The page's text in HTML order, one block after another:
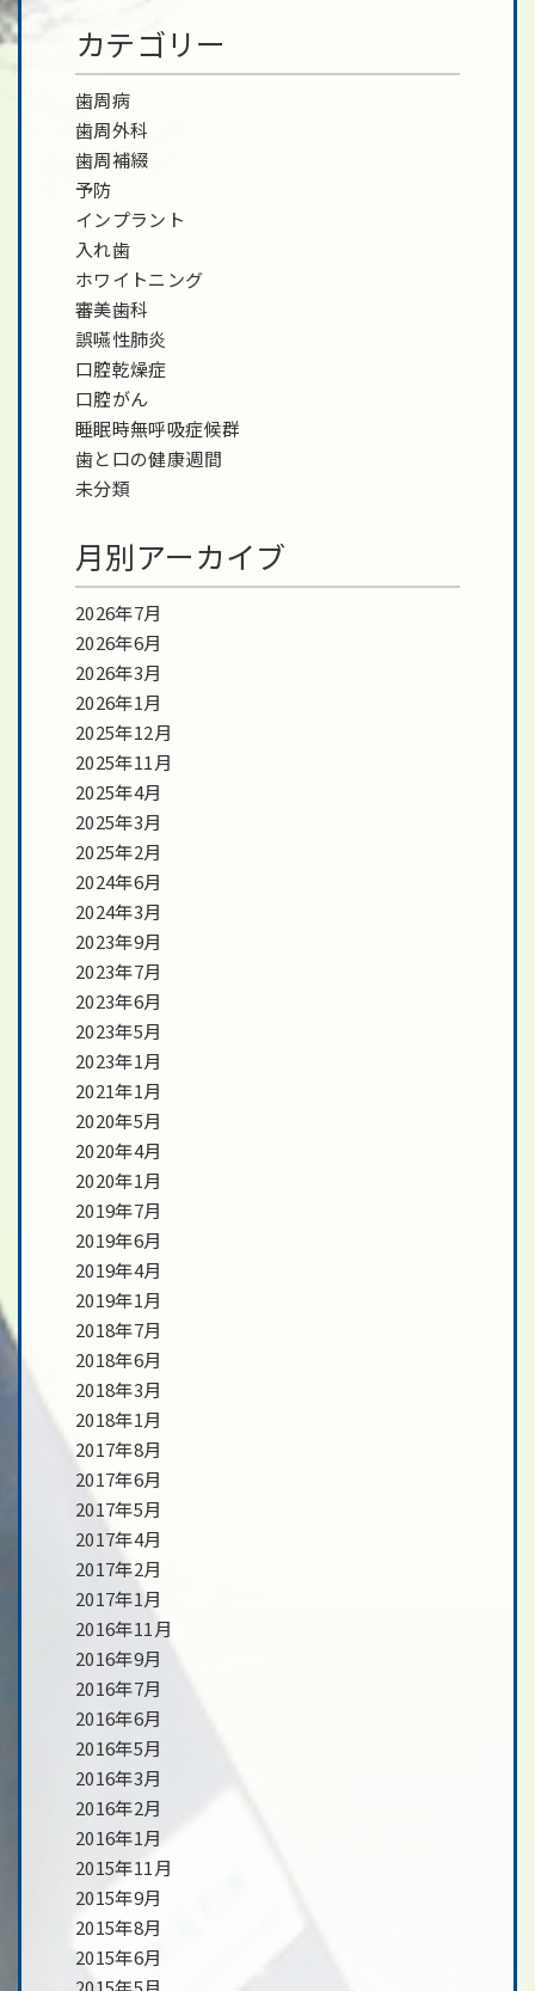
カテゴリー
歯周病
歯周外科
歯周補綴
予防
インプラント
入れ歯
ホワイトニング
審美歯科
誤嚥性肺炎
口腔乾燥症
口腔がん
睡眠時無呼吸症候群
歯と口の健康週間
未分類
月別アーカイブ
2026年7月
2026年6月
2026年3月
2026年1月
2025年12月
2025年11月
2025年4月
2025年3月
2025年2月
2024年6月
2024年3月
2023年9月
2023年7月
2023年6月
2023年5月
2023年1月
2021年1月
2020年5月
2020年4月
2020年1月
2019年7月
2019年6月
2019年4月
2019年1月
2018年7月
2018年6月
2018年3月
2018年1月
2017年8月
2017年6月
2017年5月
2017年4月
2017年2月
2017年1月
2016年11月
2016年9月
2016年7月
2016年6月
2016年5月
2016年3月
2016年2月
2016年1月
2015年11月
2015年9月
2015年8月
2015年6月